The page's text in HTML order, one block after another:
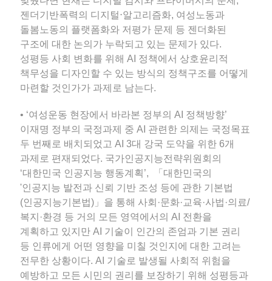
젠더기반폭력의 디지털⋅알고리즘화, 여성노동과
돌봄노동의 플랫폼화와 저평가 문제 등 젠더화된
구조에 대한 논의가 누락되고 있는 문제가 있다.
성평등 사회 변화를 위해 AI 정책에서 상호윤리적
책무성을 디자인할 수 있는 방식의 정책구조를 어떻게
마련할 것인가가 과제로 남는다.
• ‘여성운동 현장에서 바라본 정부의 AI 정책방향’
이재명 정부의 국정과제 중 AI 관련한 의제는 국정목표
두 번째로 배치되었고 AI 3대 강국 도약을 위한 6개
과제로 편재되었다. 국가인공지능전략위원회의
‘대한민국 인공지능 행동계획’, 「대한민국의
'인공지능 발전과 신뢰 기반 조성 등에 관한 기본법
(인공지능기본법)」을 통해 사회·문화·교육·사법·의료/
복지·환경 등 거의 모든 영역에서의 AI 전환을
계획하고 있지만 AI 기술이 인간의 존엄과 기본 권리
등 인류에게 어떤 영향을 미칠 것인지에 대한 고려는
전무한 상황이다. AI 기술로 발생될 사회적 위험을
예방하고 모든 시민의 권리를 보장하기 위해 성평등과